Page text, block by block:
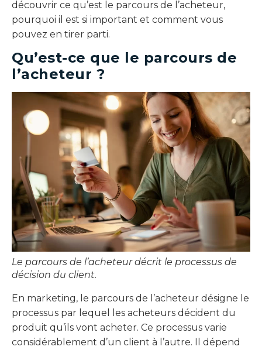
découvrir ce qu’est le parcours de l’acheteur,
pourquoi il est si important et comment vous
pouvez en tirer parti.
Qu’est-ce que le parcours de
l’acheteur ?
Le parcours de l’acheteur décrit le processus de
décision du client.
En marketing, le parcours de l’acheteur désigne le
processus par lequel les acheteurs décident du
produit qu’ils vont acheter. Ce processus varie
considérablement d’un client à l’autre. Il dépend